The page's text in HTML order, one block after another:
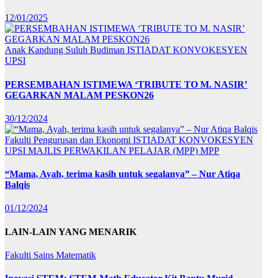
12/01/2025
Anak Kandung Suluh Budiman ISTIADAT KONVOKESYEN
UPSI
PERSEMBAHAN ISTIMEWA ‘TRIBUTE TO M. NASIR’
GEGARKAN MALAM PESKON26
30/12/2024
Fakulti Pengurusan dan Ekonomi ISTIADAT KONVOKESYEN
UPSI MAJLIS PERWAKILAN PELAJAR (MPP) MPP
“Mama, Ayah, terima kasih untuk segalanya” – Nur Atiqa
Balqis
01/12/2024
LAIN-LAIN YANG MENARIK
Fakulti Sains Matematik